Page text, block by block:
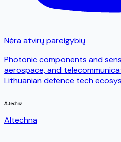
Nėra atvirų pareigybių
Photonic components and
aerospace, and
Lithuanian defence tech
Altechna